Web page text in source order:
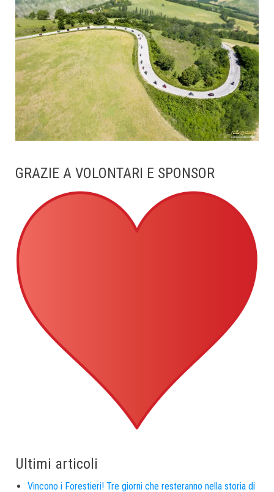
GRAZIE A VOLONTARI E SPONSOR
Ultimi articoli
Vincono i Forestieri! Tre giorni che resteranno nella storia di